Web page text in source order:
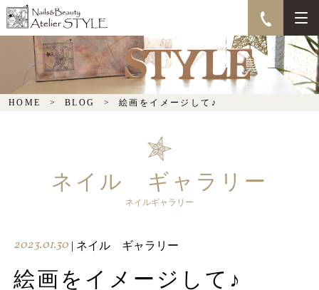
絵画をイメージして♪
HOME BLOG 絵画をイメージして♪
ネイル ギャラリー
ネイルギャラリー
2023.01.30 | ネイル ギャラリー
絵画をイメージして♪